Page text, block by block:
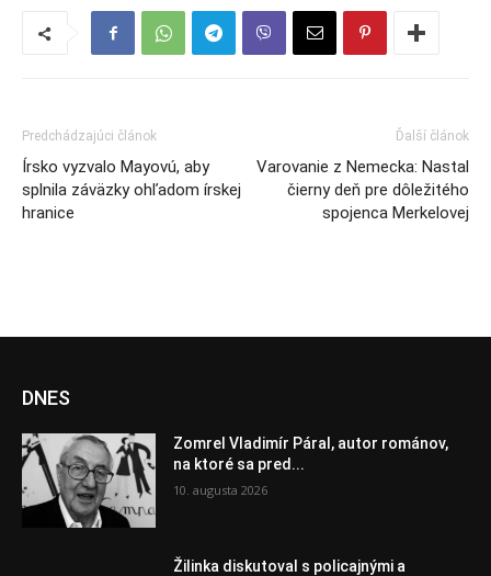
Predchádzajúci článok
Írsko vyzvalo Mayovú, aby
splnila záväzky ohľadom írskej
hranice
Ďalší článok
Varovanie z Nemecka: Nastal
čierny deň pre dôležitého
spojenca Merkelovej
DNES
Zomrel Vladimír Páral, autor románov,
na ktoré sa pred...
10. augusta 2026
Žilinka diskutoval s policajnými a